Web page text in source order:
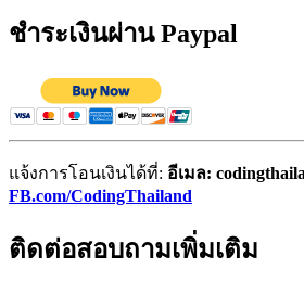
ชำระเงินผ่าน Paypal
แจ้งการโอนเงินได้ที่: อีเมล:
FB.com/CodingThailand
ติดต่อสอบถามเพิ่มเติม